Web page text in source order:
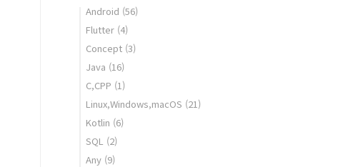
Android (56)
Flutter (4)
Concept (3)
Java (16)
C,CPP (1)
Linux,Windows,macOS (21)
Kotlin (6)
SQL (2)
Any (9)